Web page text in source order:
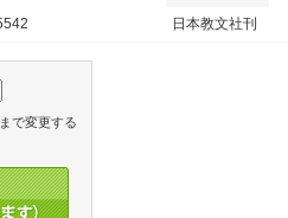
日本教文社刊
で変更する